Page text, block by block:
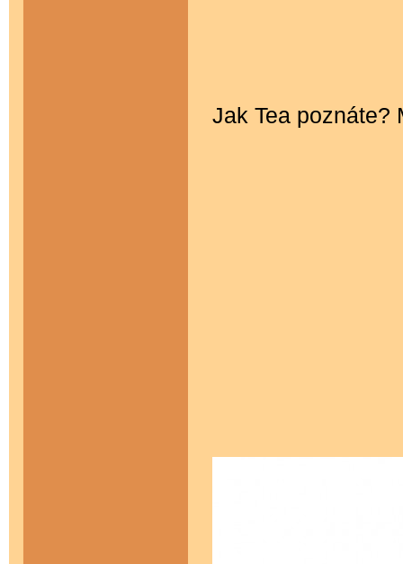
Jak Tea poznáte?